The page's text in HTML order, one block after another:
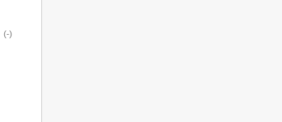
(-)